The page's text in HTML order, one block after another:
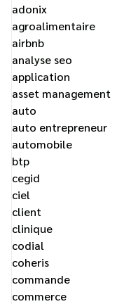
adonix
agroalimentaire
airbnb
analyse seo
application
asset management
auto
auto entrepreneur
automobile
btp
cegid
ciel
client
clinique
codial
coheris
commande
commerce